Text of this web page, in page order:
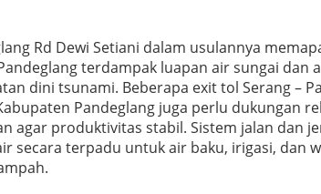
Rd Dewi Setiani dalam usulannya
terdampak luapan air sungai dan
dini tsunami. Beberapa exit tol Serang –
Pandeglang juga perlu dukungan
agar produktivitas stabil. Sistem jalan dan
secara terpadu untuk air baku, irigasi, dan